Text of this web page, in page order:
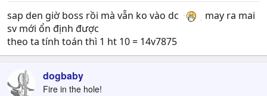
sap den giờ boss rồi mà vẫn ko vào dc
may ra mai
sv mới ổn định được
theo ta tính toán thì 1 ht 10 = 14v7875
dogbaby
Fire in the hole!